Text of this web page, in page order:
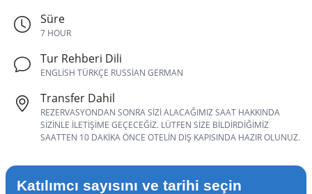
Süre
7 HOUR
Tur Rehberi Dili
ENGLISH TÜRKÇE RUSSIAN GERMAN
Transfer Dahil
REZERVASYONDAN SONRA SIZI ALACAĞIMIZ SAAT HAKKINDA
SIZINLE ILETIŞIME GEÇECEĞIZ. LÜTFEN SIZE BILDIRDIĞIMIZ
SAATTEN 10 DAKIKA ÖNCE OTELIN DIŞ KAPISINDA HAZIR OLUNUZ.
Katılımcı sayısını ve tarihi seçin